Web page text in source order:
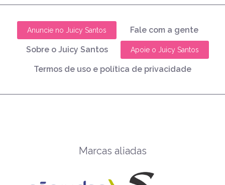
Anuncie no Juicy Santos Fale com a gente
Sobre o Juicy Santos Apoie o Juicy Santos
Termos de uso e política de privacidade
Marcas aliadas